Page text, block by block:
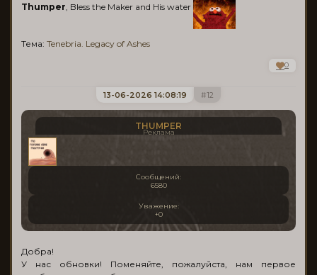
Thumper , Bless the Maker and His water
Тема: Tenebria. Legacy of Ashes
0
12
13-06-2026 14:08:19
THUMPER
Реклама
Сообщений:
6580
Уважение:
+0
Добра!
У нас обновки! Поменяйте, пожалуйста, нам первое